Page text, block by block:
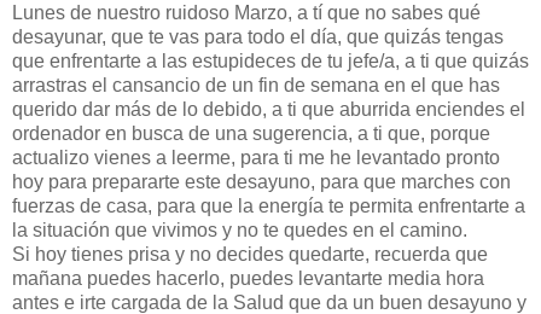
Lunes de nuestro ruidoso Marzo, a tí que no sabes qué
desayunar, que te vas para todo el día, que quizás tengas
que enfrentarte a las estupideces de tu jefe/a, a ti que quizás
arrastras el cansancio de un fin de semana en el que has
querido dar más de lo debido, a ti que aburrida enciendes el
ordenador en busca de una sugerencia, a ti que, porque
actualizo vienes a leerme, para ti me he levantado pronto
hoy para prepararte este desayuno, para que marches con
fuerzas de casa, para que la energía te permita enfrentarte a
la situación que vivimos y no te quedes en el camino.
Si hoy tienes prisa y no decides quedarte, recuerda que
mañana puedes hacerlo, puedes levantarte media hora
antes e irte cargada de la Salud que da un buen desayuno y